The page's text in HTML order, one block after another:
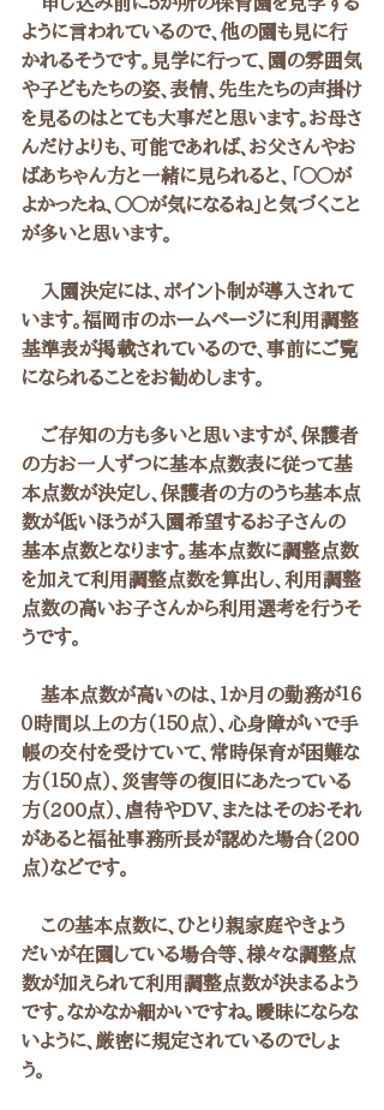
ように言われているので、他の園も見に行
かれるそうです。見学に行って、園の雰囲気
や子どもたちの姿、表情、先生たちの声掛け
を見るのはとても大事だと思います。お母さ
んだけよりも、可能であれば、お父さんやお
ばあちゃん方と一緒に見られると、「〇〇が
よかったね、〇〇が気になるね」と気づくこと
が多いと思います。
入園決定には、ポイント制が導入されて
います。福岡市のホームページに利用調整
基準表が掲載されているので、事前にご覧
になられることをお勧めします。
ご存知の方も多いと思いますが、保護者
の方お一人ずつに基本点数表に従って基
本点数が決定し、保護者の方のうち基本点
数が低いほうが入園希望するお子さんの
基本点数となります。基本点数に調整点数
を加えて利用調整点数を算出し、利用調整
点数の高いお子さんから利用選考を行うそ
うです。
基本点数が高いのは、１か月の勤務が１６
０時間以上の方（１５０点）、心身障がいで手
帳の交付を受けていて、常時保育が困難な
方（１５０点）、災害等の復旧にあたっている
方（200点）、虐待やDV、またはそのおそれ
があると福祉事務所長が認めた場合（200
点）などです。
この基本点数に、ひとり親家庭やきょう
だいが在園している場合等、様々な調整点
数が加えられて利用調整点数が決まるよう
です。なかなか細かいですね。曖昧にならな
いように、厳密に規定されているのでしょ
う。